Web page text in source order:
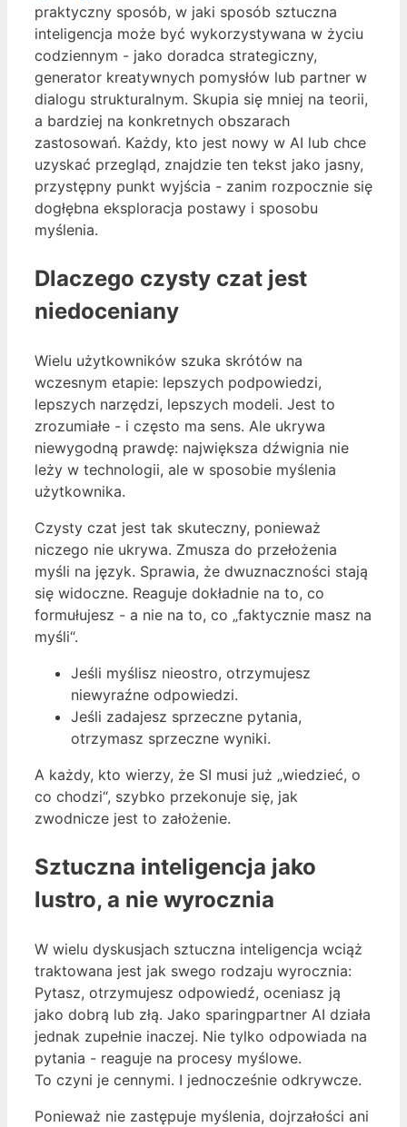
praktyczny sposób, w jaki sposób sztuczna
inteligencja może być wykorzystywana w życiu
codziennym - jako doradca strategiczny,
generator kreatywnych pomysłów lub partner w
dialogu strukturalnym. Skupia się mniej na teorii,
a bardziej na konkretnych obszarach
zastosowań. Każdy, kto jest nowy w AI lub chce
uzyskać przegląd, znajdzie ten tekst jako jasny,
przystępny punkt wyjścia - zanim rozpocznie się
dogłębna eksploracja postawy i sposobu
myślenia.
Dlaczego czysty czat jest
niedoceniany
Wielu użytkowników szuka skrótów na
wczesnym etapie: lepszych podpowiedzi,
lepszych narzędzi, lepszych modeli. Jest to
zrozumiałe - i często ma sens. Ale ukrywa
niewygodną prawdę: największa dźwignia nie
leży w technologii, ale w sposobie myślenia
użytkownika.
Czysty czat jest tak skuteczny, ponieważ
niczego nie ukrywa. Zmusza do przełożenia
myśli na język. Sprawia, że dwuznaczności stają
się widoczne. Reaguje dokładnie na to, co
formułujesz - a nie na to, co „faktycznie masz na
myśli“.
Jeśli myślisz nieostro, otrzymujesz
niewyraźne odpowiedzi.
Jeśli zadajesz sprzeczne pytania,
otrzymasz sprzeczne wyniki.
A każdy, kto wierzy, że SI musi już „wiedzieć, o
co chodzi“, szybko przekonuje się, jak
zwodnicze jest to założenie.
Sztuczna inteligencja jako
lustro, a nie wyrocznia
W wielu dyskusjach sztuczna inteligencja wciąż
traktowana jest jak swego rodzaju wyrocznia:
Pytasz, otrzymujesz odpowiedź, oceniasz ją
jako dobrą lub złą. Jako sparingpartner AI działa
jednak zupełnie inaczej. Nie tylko odpowiada na
pytania - reaguje na procesy myślowe.
To czyni je cennymi. I jednocześnie odkrywcze.
Ponieważ nie zastępuje myślenia, dojrzałości ani